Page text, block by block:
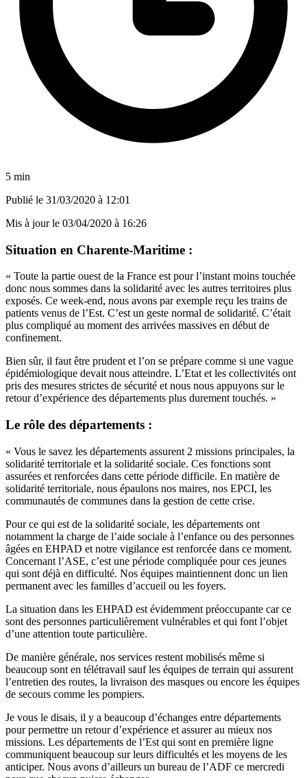
5 min
Publié le 31/03/2020 à 12:01
Mis à jour le 03/04/2020 à 16:26
Situation en Charente-Maritime :
« Toute la partie ouest de la France est pour l’instant moins touchée
donc nous sommes dans la solidarité avec les autres territoires plus
exposés. Ce week-end, nous avons par exemple reçu les trains de
patients venus de l’Est. C’est un geste normal de solidarité. C’était
plus compliqué au moment des arrivées massives en début de
confinement.
Bien sûr, il faut être prudent et l’on se prépare comme si une vague
épidémiologique devait nous atteindre. L’Etat et les collectivités ont
pris des mesures strictes de sécurité et nous nous appuyons sur le
retour d’expérience des départements plus durement touchés. »
Le rôle des départements :
« Vous le savez les départements assurent 2 missions principales, la
solidarité territoriale et la solidarité sociale. Ces fonctions sont
assurées et renforcées dans cette période difficile. En matière de
solidarité territoriale, nous épaulons nos maires, nos EPCI, les
communautés de communes dans la gestion de cette crise.
Pour ce qui est de la solidarité sociale, les départements ont
notamment la charge de l’aide sociale à l’enfance ou des personnes
âgées en EHPAD et notre vigilance est renforcée dans ce moment.
Concernant l’ASE, c’est une période compliquée pour ces jeunes
qui sont déjà en difficulté. Nos équipes maintiennent donc un lien
permanent avec les familles d’accueil ou les foyers.
La situation dans les EHPAD est évidemment préoccupante car ce
sont des personnes particulièrement vulnérables et qui font l’objet
d’une attention toute particulière.
De manière générale, nos services restent mobilisés même si
beaucoup sont en télétravail sauf les équipes de terrain qui assurent
l’entretien des routes, la livraison des masques ou encore les équipes
de secours comme les pompiers.
Je vous le disais, il y a beaucoup d’échanges entre départements
pour permettre un retour d’expérience et assurer au mieux nos
missions. Les départements de l’Est qui sont en première ligne
communiquent beaucoup sur leurs difficultés et les moyens de les
anticiper. Nous avons d’ailleurs un bureau de l’ADF ce mercredi